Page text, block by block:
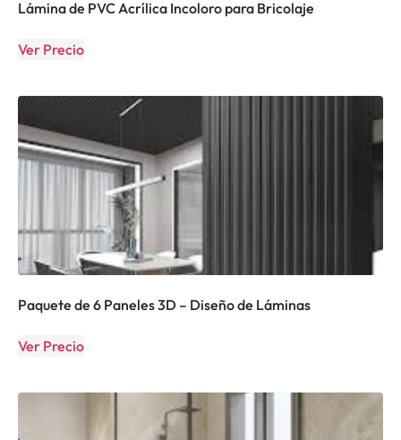
Lámina de PVC Acrílica Incoloro para Bricolaje
Ver Precio
Paquete de 6 Paneles 3D – Diseño de Láminas
Ver Precio